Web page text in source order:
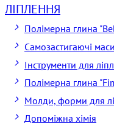
ЛІПЛЕННЯ
Полімерна глина
Самозастигаючі
Інструменти для
Полімерна глина
Молди, форми для
Допоміжна хімія